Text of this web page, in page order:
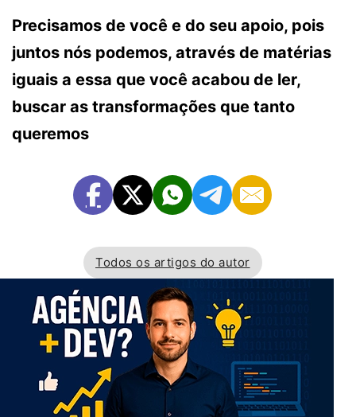
Precisamos de você e do seu apoio, pois
juntos nós podemos, através de matérias
iguais a essa que você acabou de ler,
buscar as transformações que tanto
queremos
Todos os artigos do autor